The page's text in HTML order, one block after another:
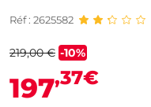
Réf : 2625582
219,00 € -10%
197,37€